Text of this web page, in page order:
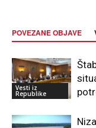
POVEZANE OBJAVE
Vesti iz
Republike